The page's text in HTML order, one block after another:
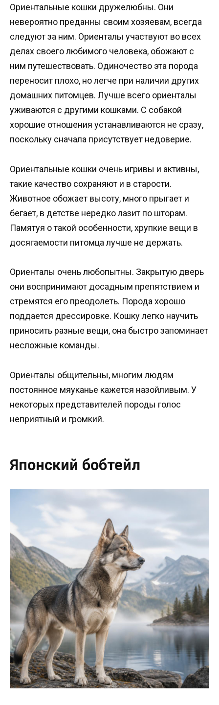
Ориентальные кошки дружелюбны. Они
невероятно преданны своим хозяевам, всегда
следуют за ним. Ориенталы участвуют во всех
делах своего любимого человека, обожают с
ним путешествовать. Одиночество эта порода
переносит плохо, но легче при наличии других
домашних питомцев. Лучше всего ориенталы
уживаются с другими кошками. С собакой
хорошие отношения устанавливаются не сразу,
поскольку сначала присутствует недоверие.
Ориентальные кошки очень игривы и активны,
такие качество сохраняют и в старости.
Животное обожает высоту, много прыгает и
бегает, в детстве нередко лазит по шторам.
Памятуя о такой особенности, хрупкие вещи в
досягаемости питомца лучше не держать.
Ориенталы очень любопытны. Закрытую дверь
они воспринимают досадным препятствием и
стремятся его преодолеть. Порода хорошо
поддается дрессировке. Кошку легко научить
приносить разные вещи, она быстро запоминает
несложные команды.
Ориенталы общительны, многим людям
постоянное мяуканье кажется назойливым. У
некоторых представителей породы голос
неприятный и громкий.
Японский бобтейл